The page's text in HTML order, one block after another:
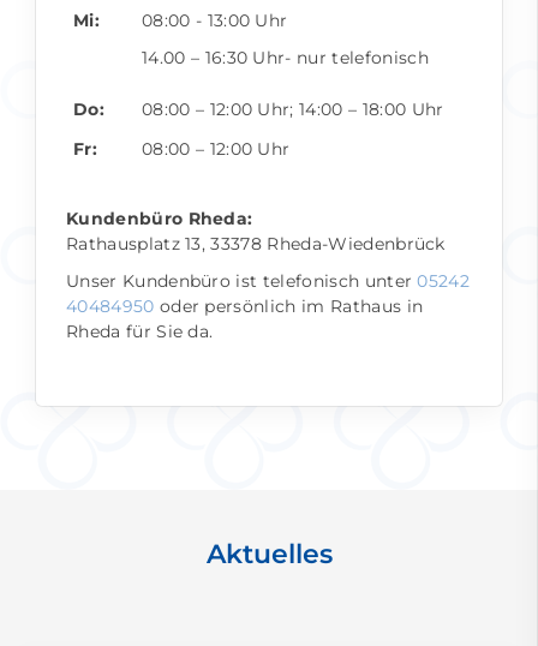
Mi:
08:00 - 13:00 Uhr
14.00 – 16:30 Uhr- nur telefonisch
Do:
08:00 – 12:00 Uhr; 14:00 – 18:00 Uhr
Fr:
08:00 – 12:00 Uhr
Kundenbüro Rheda:
Rathausplatz 13, 33378 Rheda-Wiedenbrück
Unser Kundenbüro ist telefonisch unter05242
40484950 oder persönlich im Rathaus in
Rheda für Sie da.
Aktuelles